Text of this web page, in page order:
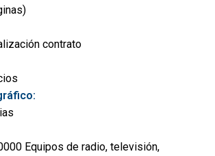
contrato
Equipos de radio, televisión,